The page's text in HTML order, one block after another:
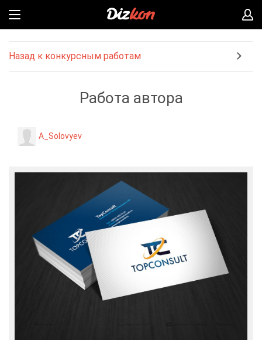
Назад к конкурсным работам
Работа автора
A_Solovyev